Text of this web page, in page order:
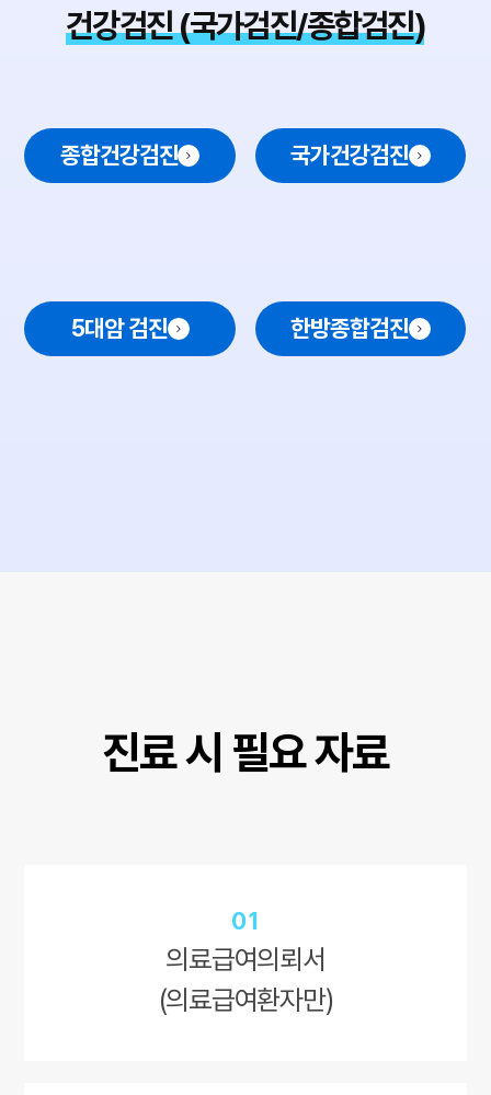
건강검진 (국가검진/종합검진)
종합건강검진 국가건강검진
5대암 검진 한방종합검진
진료 시 필요 자료
01
의료급여의뢰서
(의료급여환자만)